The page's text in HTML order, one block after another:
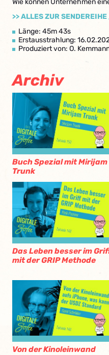
Wie können Unternehmen
>> ALLES ZUR
Länge: 45m 43s
Erstausstrahlung:
Produziert von: O.
Archiv
Buch Spezial mit Mirijam
Trunk
Das Leben besser im
mit der GRIP Methode
Von der Kinoleinwand